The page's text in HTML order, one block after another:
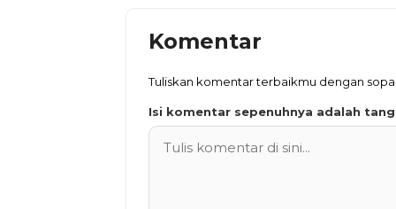
Komentar
Tuliskan komentar terbaikmu dengan
Isi komentar sepenuhnya adalah